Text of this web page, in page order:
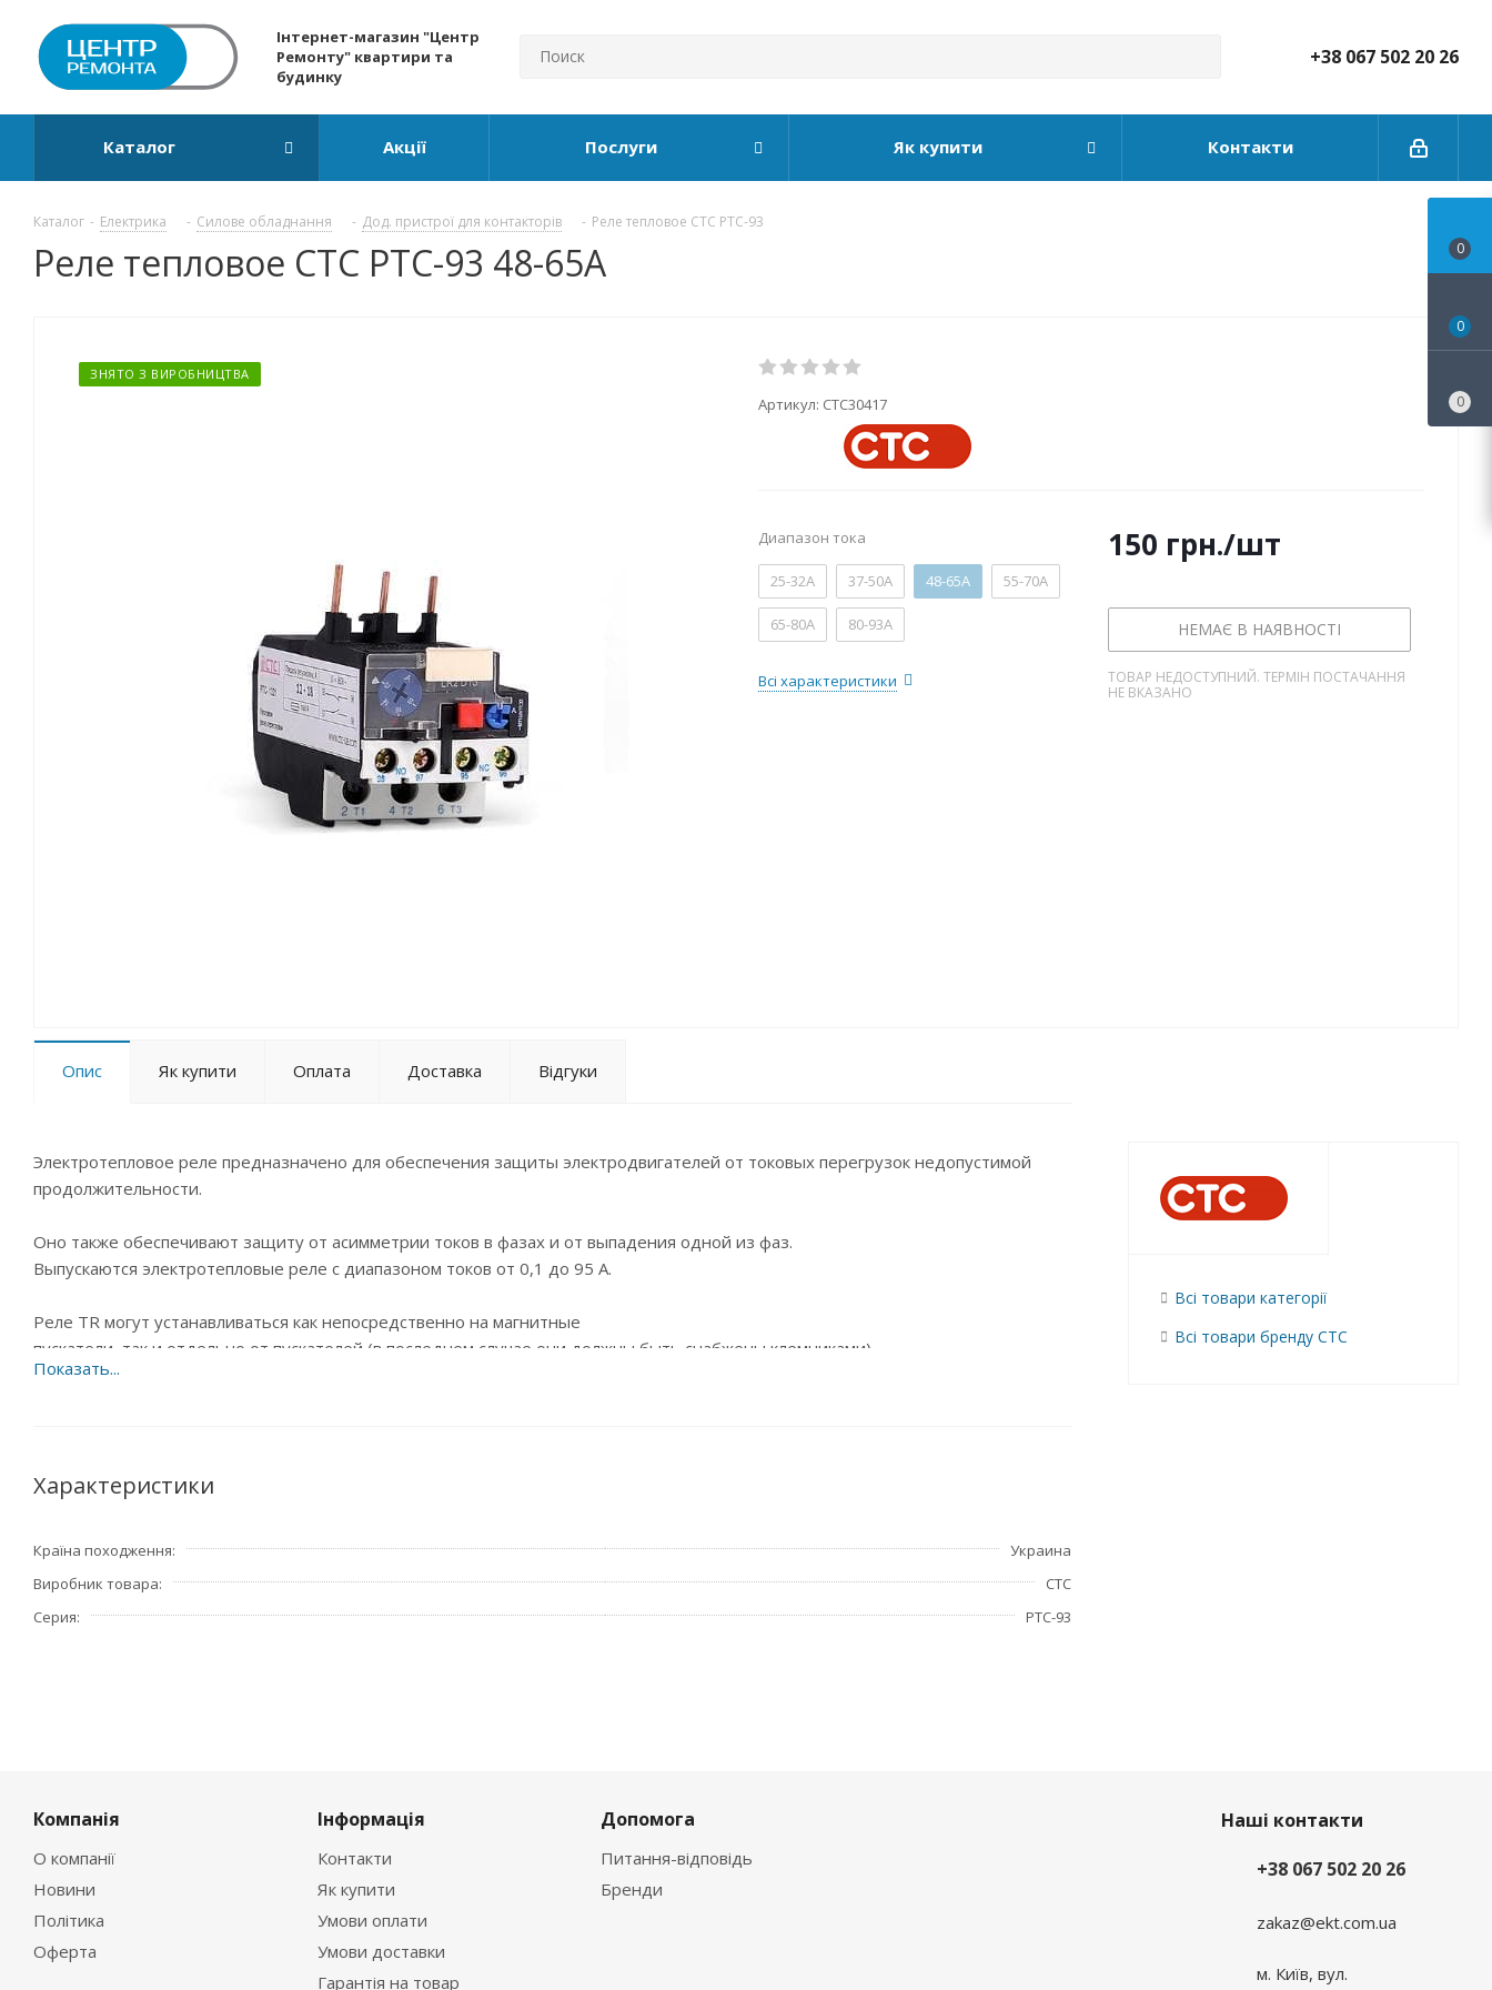
Інтернет-магазин "Центр
Ремонту" квартири та
будинку
+38 067 502 20 26
Каталог Акції Послуги Як купити Контакти
Каталог - Електрика - Силове обладнання - Дод. пристрої для контакторів - Реле тепловое СТС РТС-93
Реле тепловое СТС РТС-93 48-65А
ЗНЯТО З ВИРОБНИЦТВА
Артикул: СТС30417
Диапазон тока
25-32А 37-50А 48-65А 55-70А
65-80А 80-93А
Всі характеристики
150 грн./шт
НЕМАЄ В НАЯВНОСТІ
ТОВАР НЕДОСТУПНИЙ. ТЕРМІН ПОСТАЧАННЯ
НЕ ВКАЗАНО
Опис Як купити Оплата Доставка Відгуки
Электротепловое реле предназначено для обеспечения защиты электродвигателей от токовых перегрузок недопустимой
продолжительности.
Оно также обеспечивают защиту от асимметрии токов в фазах и от выпадения одной из фаз.
Выпускаются электротепловые реле с диапазоном токов от 0,1 до 95 А.
Реле TR могут устанавливаться как непосредственно на магнитные
пускатели, так и отдельно от пускателей (в последнем случае они должны быть снабжены клемниками).
Характеристики
Країна походження
Украина
Виробник товара
СТС
Серия
РТС-93
Всі товари категорії
Всі товари бренду СТС
Компанія
О компанії
Новини
Політика
Оферта
Інформація
Контакти
Як купити
Умови оплати
Умови доставки
Гарантія на товар
Допомога
Питання-відповідь
Бренди
Наші контакти
+38 067 502 20 26
zakaz@ekt.com.ua
м. Київ, вул.
0
0
0